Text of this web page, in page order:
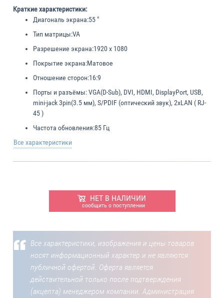
Краткие характеристики:
Диагональ экрана:55 "
Тип матрицы:VA
Разрешение экрана:1920 x 1080
Покрытие экрана:Матовое
Отношение сторон:16:9
Порты и разъёмы:VGA(D-Sub), DVI, HDMI, DisplayPort, USB,
mini-jack 3pin(3.5 мм), S/PDIF (оптический звук), 2xLAN ( RJ-
45 )
Частота обновления:85 Гц
Все характеристики
НЕТ В НАЛИЧИИ
сообщить о поступлении
Все характеристики, изображения и цены товаров
носят информационный характер и не являются
публичной офертой. Оферта является
действительной только после подтверждения
(акцепта) менеджером компании. Администрация